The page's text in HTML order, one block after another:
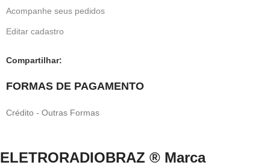
Acompanhe seus pedidos
Editar cadastro
Compartilhar:
FORMAS DE PAGAMENTO
Crédito - Outras Formas
ELETRORADIOBRAZ ® Marca